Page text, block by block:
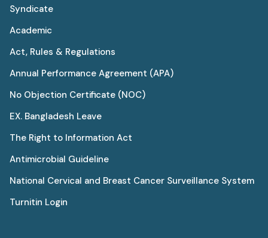
Syndicate
Academic
Act, Rules & Regulations
Annual Performance Agreement (APA)
No Objection Certificate (NOC)
EX. Bangladesh Leave
The Right to Information Act
Antimicrobial Guideline
National Cervical and Breast Cancer Surveillance System
Turnitin Login